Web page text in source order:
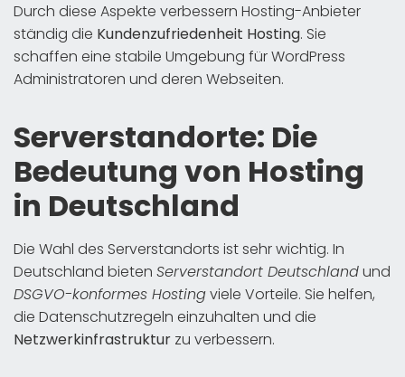
Durch diese Aspekte verbessern Hosting-Anbieter
ständig die Kundenzufriedenheit Hosting. Sie
schaffen eine stabile Umgebung für WordPress
Administratoren und deren Webseiten.
Serverstandorte: Die
Bedeutung von Hosting
in Deutschland
Die Wahl des Serverstandorts ist sehr wichtig. In
Deutschland bieten Serverstandort Deutschlandund
DSGVO-konformes Hostingviele Vorteile. Sie helfen,
die Datenschutzregeln einzuhalten und die
Netzwerkinfrastruktur zu verbessern.